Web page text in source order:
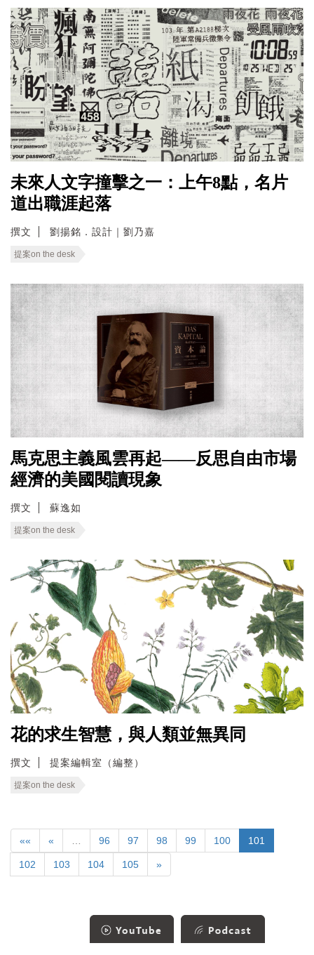
未來人文字撞擊之一：上午8點，名片
道出職涯起落
撰文 劉揚銘．設計｜劉乃嘉
提案on the desk
馬克思主義風雲再起——反思自由市場
經濟的美國閱讀現象
撰文 蘇逸如
提案on the desk
花的求生智慧，與人類並無異同
撰文 提案編輯室（編整）
提案on the desk
«« « 96 97 98 99 100 101
102 103 104 105 »